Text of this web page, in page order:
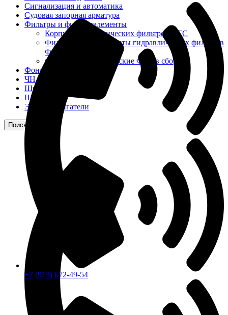
Сигнализация и автоматика
Судовая запорная арматура
Фильтры и фильтроэлементы
Корпусы гидравлических фильтров ФГС
Фильтрующие элементы гидравлических фильтров
ФГС
Фильтры гидравлические ФГС в сборе
Фонари
ЧН 25/34
Шкода 6S-160
Шкода-275
Электродвигатели
Поиск
+7 (913) 672-49-54